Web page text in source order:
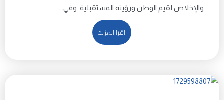
والإخلاص لقيم الوطن ورؤيته المستقبلية. وفي...
اقرأ المزيد